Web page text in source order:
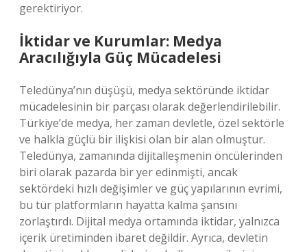
gerektiriyor.
İktidar ve Kurumlar: Medya
Aracılığıyla Güç Mücadelesi
Teledünya’nın düşüşü, medya sektöründe iktidar
mücadelesinin bir parçası olarak değerlendirilebilir.
Türkiye’de medya, her zaman devletle, özel sektörle
ve halkla güçlü bir ilişkisi olan bir alan olmuştur.
Teledünya, zamanında dijitalleşmenin öncülerinden
biri olarak pazarda bir yer edinmişti, ancak
sektördeki hızlı değişimler ve güç yapılarının evrimi,
bu tür platformların hayatta kalma şansını
zorlaştırdı. Dijital medya ortamında iktidar, yalnızca
içerik üretiminden ibaret değildir. Ayrıca, devletin